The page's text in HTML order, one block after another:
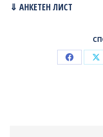
⇓ АНКЕТЕН ЛИСТ
Share